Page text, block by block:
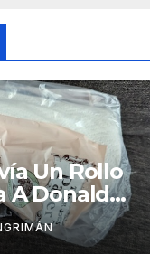
Un Rollo
A Donald
Las Hojas